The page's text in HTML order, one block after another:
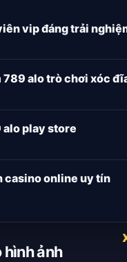
vip đáng trải
alo trò chơi xóc
alo play store
casino online uy tín
ảnh